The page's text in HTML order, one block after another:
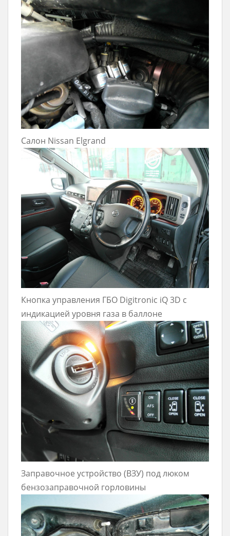
Салон Nissan Elgrand
Кнопка управления ГБО Digitronic iQ 3D с
индикацией уровня газа в баллоне
Заправочное устройство (ВЗУ) под люком
бензозаправочной горловины